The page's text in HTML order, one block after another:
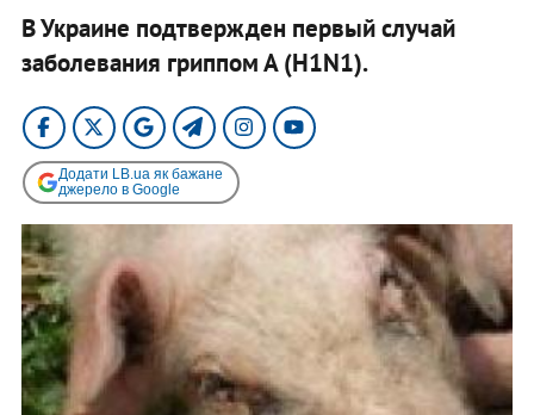
В Украине подтвержден первый случай
заболевания гриппом А (H1N1).
Додати LB.ua як бажане
джерело в Google